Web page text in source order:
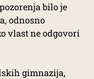
bilo je
odnosno
vlast ne odgovori
gimnazija,